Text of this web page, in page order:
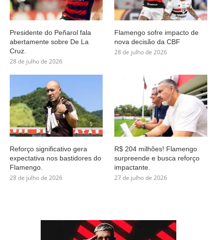
Presidente do Peñarol fala
abertamente sobre De La
Cruz.
28 de julho de 2026
Flamengo sofre impacto de
nova decisão da CBF
28 de julho de 2026
Reforço significativo gera
expectativa nos bastidores do
Flamengo.
28 de julho de 2026
R$ 204 milhões! Flamengo
surpreende e busca reforço
impactante.
27 de julho de 2026